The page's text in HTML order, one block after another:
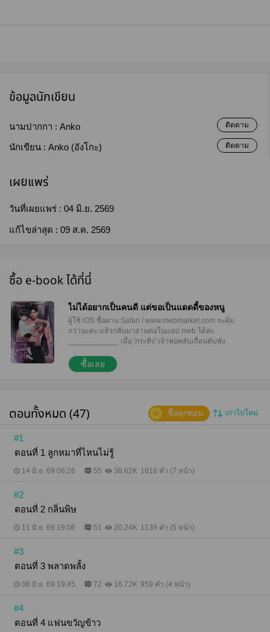
ข้อมูลนักเขียน
นามปากกา : Anko ติดตาม
นักเขียน : Anko (อังโกะ) ติดตาม
เผยแพร่
วันที่เผยแพร่ : 04 มิ.ย. 2569
แก้ไขล่าสุด : 09 ส.ค. 2569
ซื้อ e-book ได้ที่นี่
ไม่ได้อยากเป็นคนดี แต่ขอเป็นแดดดี้ของหนู
ผู้ใช้ iOS ซื้อผ่าน Safari / www.mebmarket.com จะคุ้ม
กว่านะคะ แล้วกลับมาอ่านต่อในแอป meb ได้ค่ะ
____________ เมื่อ 'กระทิง' เจ้าพ่อคลับเถื่อนตับพัง
บริจาคสเต็มเซลล์ให้ลูกชายที่เพิ่งรู้ว่ามี! งานนี้เขาเลย
ต้องยอมให้ 'ขวัญข้าว' อาจารย์สาวผู้เป็นแม่ของลูก คุม
ที่สุด เมื่อชีวิตของเขากำลังถูก 'หมายหัว' จากศัตรูรอบ
สารทิศ __________ ลองอ่านตัวอย่างรายตอนใน
ซื้อเลย
ตอนทั้งหมด (47) เก่าไปใหม่
ซื้อทุกตอน
#1
ตอนที่ 1 ลูกหมาที่ไหนไม่รู้
14 มิ.ย. 69 06:26 55 38.62K 1616 คำ (7 หน้า)
#2
ตอนที่ 2 กลิ่นพิษ
11 มิ.ย. 69 19:06 51 20.24K 1139 คำ (5 หน้า)
#3
ตอนที่ 3 พลาดพลั้ง
06 มิ.ย. 69 19:45 72 16.72K 959 คำ (4 หน้า)
#4
ตอนที่ 4 แฟนขวัญข้าว